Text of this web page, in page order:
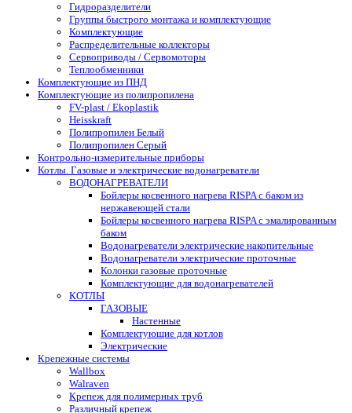
Гидроразделители
Группы быстрого монтажа и комплектующие
Комплектующие
Распределительные коллекторы
Сервоприводы / Сервомоторы
Теплообменники
Комплектующие из ПНД
Комплектующие из полипропилена
FV-plast / Ekoplastik
Heisskraft
Полипропилен Белый
Полипропилен Серый
Контрольно-измерительные приборы
Котлы. Газовые и электрические водонагреватели
ВОДОНАГРЕВАТЕЛИ
Бойлеры косвенного нагрева RISPA с баком из
нержавеющей стали
Бойлеры косвенного нагрева RISPA с эмалированным
баком
Водонагреватели электрические накопительные
Водонагреватели электрические проточные
Колонки газовые проточные
Комплектующие для водонагревателей
КОТЛЫ
ГАЗОВЫЕ
Настенные
Комплектующие для котлов
Электрические
Крепежные системы
Wallbox
Walraven
Крепеж для полимерных труб
Различный крепеж